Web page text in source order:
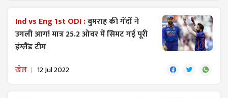
Ind vs Eng 1st ODI :बुमराह की गेंदों ने
उगली आग! मात्र 25.2 ओवर में सिमट गई पूरी
इंग्लैंड टीम
खेल 12 Jul 2022